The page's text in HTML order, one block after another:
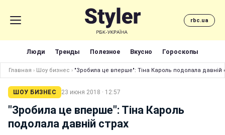
rbc.ua
Люди Тренды Полезное Вкусно Гороскопы
Главная › Шоу бизнес › "Зробила це вперше": Тіна Кароль подолала давній
ШОУ БИЗНЕС 23 июня 2018 · 12:57
"Зробила це вперше": Тіна Кароль
подолала давній страх